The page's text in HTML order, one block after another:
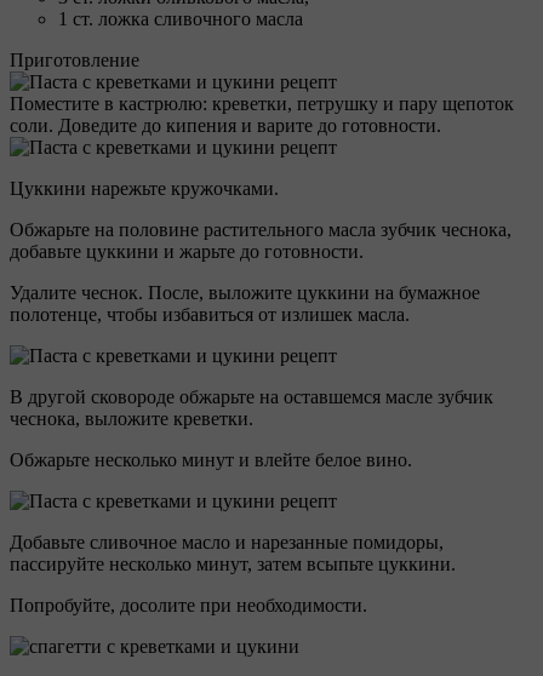
1 ст. ложка сливочного масла
Приготовление
Поместите в кастрюлю: креветки, петрушку и пару щепоток
соли. Доведите до кипения и варите до готовности.
Цуккини нарежьте кружочками.
Обжарьте на половине растительного масла зубчик чеснока,
добавьте цуккини и жарьте до готовности.
Удалите чеснок. После, выложите цуккини на бумажное
полотенце, чтобы избавиться от излишек масла.
В другой сковороде обжарьте на оставшемся масле зубчик
чеснока, выложите креветки.
Обжарьте несколько минут и влейте белое вино.
Добавьте сливочное масло и нарезанные помидоры,
пассируйте несколько минут, затем всыпьте цуккини.
Попробуйте, досолите при необходимости.